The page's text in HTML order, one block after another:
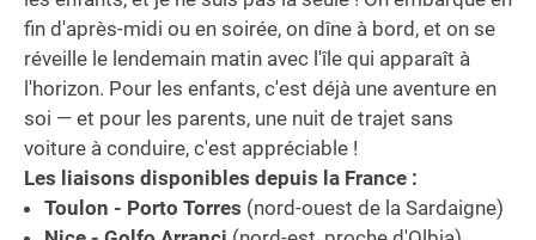
fin d'après-midi ou en soirée, on dîne à bord, et on se
réveille le lendemain matin avec l'île qui apparaît à
l'horizon. Pour les enfants, c'est déjà une aventure en
soi — et pour les parents, une nuit de trajet sans
voiture à conduire, c'est appréciable !
Les liaisons disponibles depuis la France :
Toulon - Porto Torres (nord-ouest de la Sardaigne)